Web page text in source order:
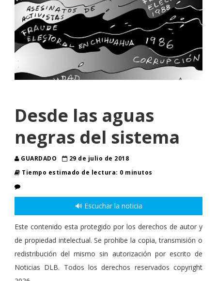
Desde las aguas
negras del sistema
GUARDADO
29 de julio de 2018
Tiempo estimado de lectura: 0 minutos
🔊 Escuchar la noticia
Este contenido esta protegido por los derechos de autor y
de propiedad intelectual. Se prohibe la copia, transmisión o
redistribución del mismo sin autorización por escrito de
Noticias DLB. Todos los derechos reservados copyright